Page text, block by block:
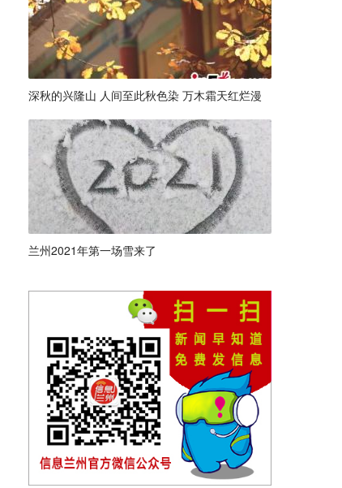
深秋的兴隆山 人间至此秋色染 万木霜天红烂漫
兰州2021年第一场雪来了